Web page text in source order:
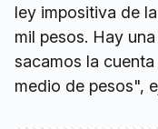
ley impositiva de
mil pesos. Hay
sacamos la
medio de pesos",